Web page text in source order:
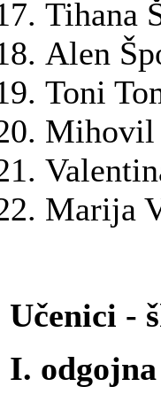
Tihana
Alen
Toni
Mihovil
Marija
Učenici -
I.